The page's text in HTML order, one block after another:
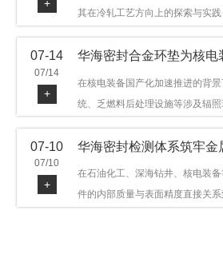
现华海密封在该领域的务实探索与
+
其在冷轧工艺方向上的探索与实
品，广泛应用于石油机械、管道法
步发展。
07-14
07/14
+
在核电装备国产化加速推进的背
统、乏燃料后处理设施等涉及辐
定与密封可靠。温州市华海密封件
领域二十余年，依托八角垫、椭
全系列产品，以特种合金材质体
供针对性配套方案。
07-10
07/10
+
华海密封检测体系筑牢金
在石油化工、深海钻井、核电装
件的内部质量与表面精度直接关